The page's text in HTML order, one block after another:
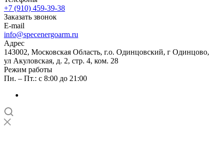
+7 (910) 459-39-38
Заказать звонок
E-mail
info@specenergoarm.ru
Адрес
143002, Московская Область, г.о. Одинцовский, г Одинцово,
ул Акуловская, д. 2, стр. 4, ком. 28
Режим работы
Пн. – Пт.: с 8:00 до 21:00